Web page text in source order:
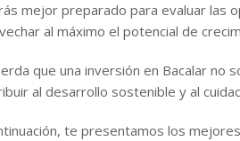
mejor preparado para evaluar las
al máximo el potencial de
que una inversión en Bacalar no
al desarrollo sostenible y al
te presentamos los